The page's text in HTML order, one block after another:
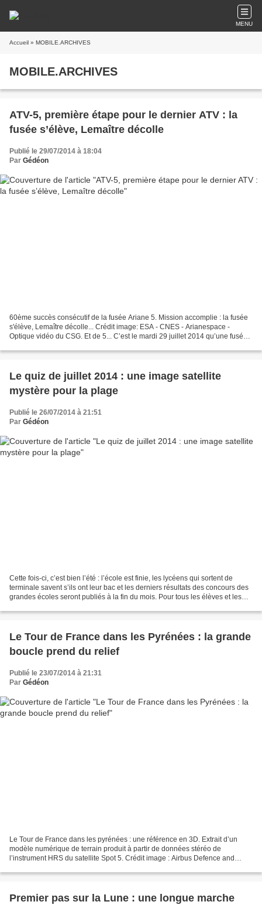
MENU
Accueil » MOBILE.ARCHIVES
MOBILE.ARCHIVES
ATV-5, première étape pour le dernier ATV : la
fusée s’élève, Lemaître décolle
Publié le 29/07/2014 à 18:04
Par Gédéon
60ème succès consécutif de la fusée Ariane 5. Mission accomplie : la fusée
s'élève, Lemaître décolle... Crédit image: ESA - CNES - Arianespace -
Optique vidéo du CSG. Et de 5... C’est le mardi 29 juillet 2014 qu’une fusée
Le quiz de juillet 2014 : une image satellite
mystère pour la plage
Publié le 26/07/2014 à 21:51
Par Gédéon
Cette fois-ci, c’est bien l’été : l’école est finie, les lycéens qui sortent de
terminale savent s’ils ont leur bac et les derniers résultats des concours des
grandes écoles seront publiés à la fin du mois. Pour tous les élèves et les
Le Tour de France dans les Pyrénées : la grande
boucle prend du relief
Publié le 23/07/2014 à 21:31
Par Gédéon
Le Tour de France dans les pyrénées : une référence en 3D. Extrait d’un
modèle numérique de terrain produit à partir de données stéréo de
l’instrument HRS du satellite Spot 5. Crédit image : Airbus Defence and
Premier pas sur la Lune : une longue marche